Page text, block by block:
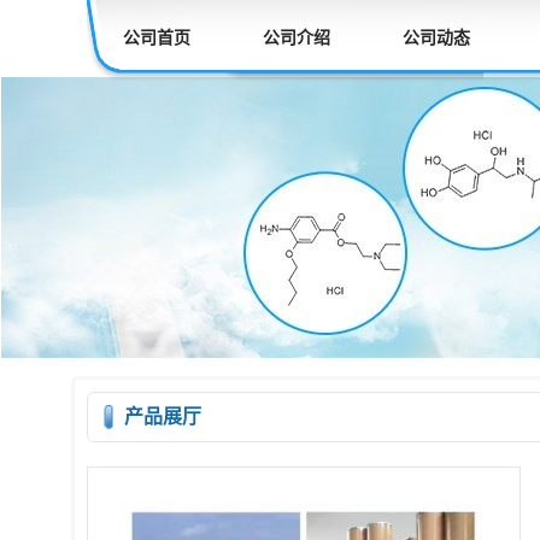
公司首页 公司介绍 公司动态
产品展厅